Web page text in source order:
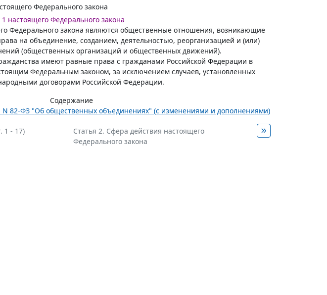
Федерального закона
1 настоящего Федерального закона
Федерального закона являются общественные отношения, возникающие
на объединение, созданием, деятельностью, реорганизацией и (или)
(общественных организаций и общественных движений).
имеют равные права с гражданами Российской Федерации в
Федеральным законом, за исключением случаев, установленных
договорами Российской Федерации.
Содержание
N 82-ФЗ "Об общественных объединениях" (с изменениями и дополнениями)
1 - 17)
Статья 2. Сфера действия настоящего
Федерального закона